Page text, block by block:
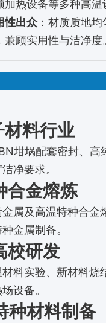
热设备等多种高温
性出众 ：材质质地
顾实用性与洁净度
材料行业
坩埚配套密封、
净要求。
合金熔炼
属及高温特种合
金属制备。
校研发
料实验、新材料
设备。
种材料制备